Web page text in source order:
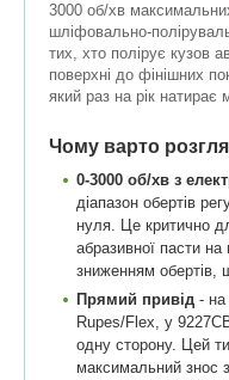
3000 об/хв
шліфовально-
тих, хто полірує кузов
поверхні до фінішних
який раз на рік
Чому варто
0-3000 об/хв з
діапазон обертів
нуля. Це критично
абразивної пасти на
зниженням обертів,
Прямий привід - на
Rupes/Flex, у
одну сторону. Цей
максимальний знос